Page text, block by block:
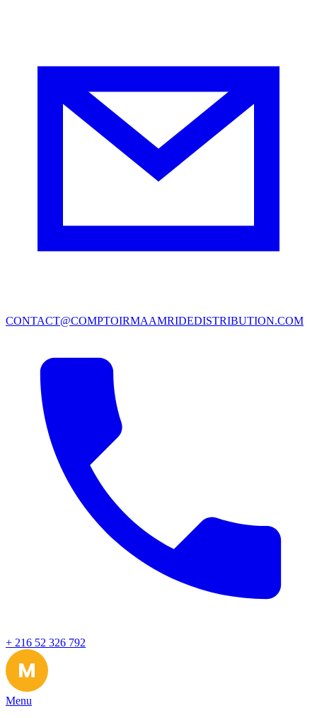
CONTACT@COMPTOIRMAAMRIDEDISTRIBUTION.COM
+ 216 52 326 792
Menu